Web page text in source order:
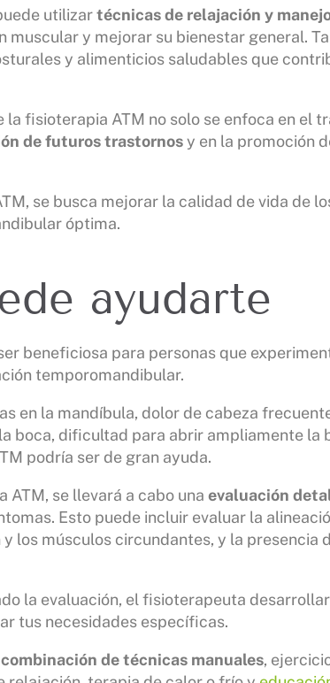
utilizartécnicas de relajación y
muscular y mejorar su bienestar general.
y alimenticios saludables que
fisioterapia ATM no solo se enfoca en el
de futuros trastornosy en la promoción
se busca mejorar la calidad de vida de
óptima.
ayudarte
beneficiosa para personas que
temporomandibular.
en la mandíbula, dolor de cabeza
boca, dificultad para abrir ampliamente la
podría ser de gran ayuda.
se llevará a cabo una evaluación
Esto puede incluir evaluar la
los músculos circundantes, y la presencia
la evaluación, el fisioterapeuta
tus necesidades específicas.
combinación de técnicas manuales,